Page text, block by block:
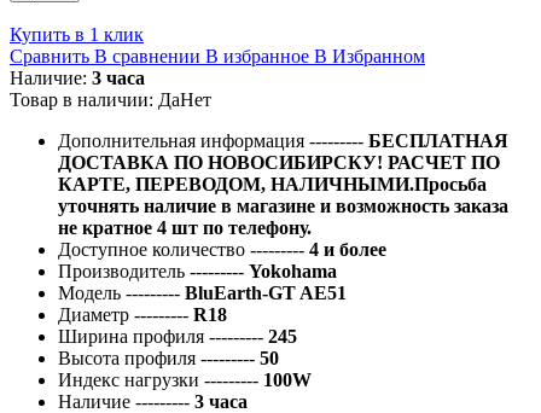
Купить в 1 клик
Сравнить В сравнении В избранное В Избранном
Наличие: 3 часа
Товар в наличии: ДаНет
Дополнительная информация --------- БЕСПЛАТНАЯ
ДОСТАВКА ПО НОВОСИБИРСКУ! РАСЧЕТ ПО
КАРТЕ, ПЕРЕВОДОМ, НАЛИЧНЫМИ.Просьба
уточнять наличие в магазине и возможность заказа
не кратное 4 шт по телефону.
Доступное количество --------- 4 и более
Производитель --------- Yokohama
Модель --------- BluEarth-GT AE51
Диаметр --------- R18
Ширина профиля --------- 245
Высота профиля --------- 50
Индекс нагрузки --------- 100W
Наличие --------- 3 часа